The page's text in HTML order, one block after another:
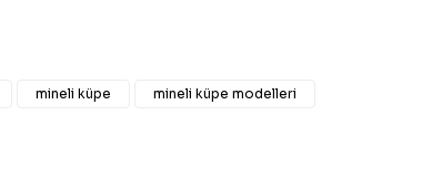
mineli küpe mineli küpe modelleri